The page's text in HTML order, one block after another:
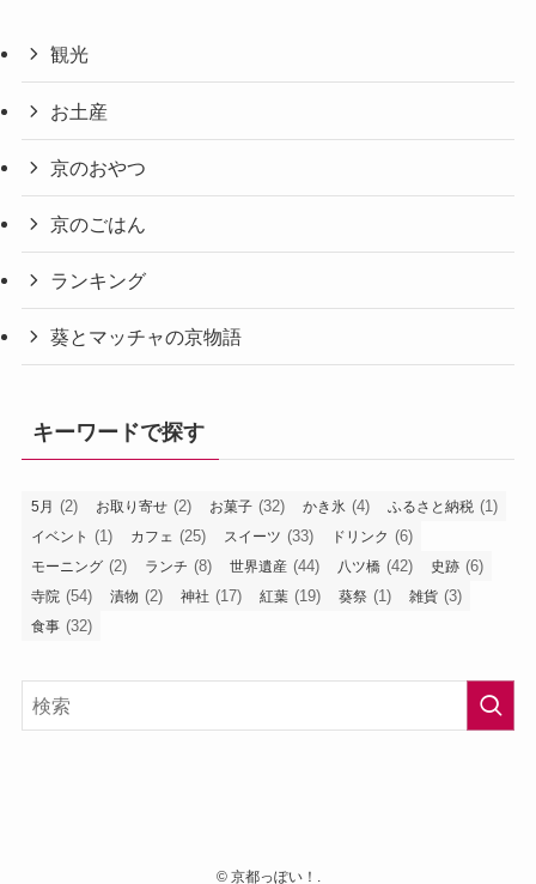
観光
お土産
京のおやつ
京のごはん
ランキング
葵とマッチャの京物語
キーワードで探す
5月 (2) お取り寄せ (2) お菓子 (32) かき氷 (4) ふるさと納税 (1)
イベント (1) カフェ (25) スイーツ (33) ドリンク (6)
モーニング (2) ランチ (8) 世界遺産 (44) 八ツ橋 (42) 史跡 (6)
寺院 (54) 漬物 (2) 神社 (17) 紅葉 (19) 葵祭 (1) 雑貨 (3)
食事 (32)
©京都っぽい！.